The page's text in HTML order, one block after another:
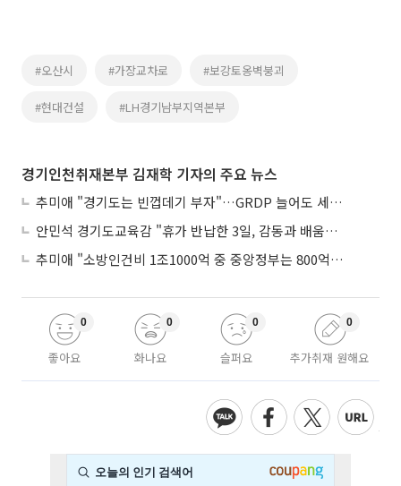
#오산시 #가장교차로 #보강토옹벽붕괴
#현대건설 #LH경기남부지역본부
경기인천취재본부 김재학 기자의 주요 뉴스
추미애 "경기도는 빈껍데기 부자"…GRDP 늘어도 세입은 그대로
안민석 경기도교육감 "휴가 반납한 3일, 감동과 배움이었다"
추미애 "소방인건비 1조1000억 중 중앙정부는 800억뿐"
좋아요
0
화나요
0
슬퍼요
0
추가취재 원해요
0